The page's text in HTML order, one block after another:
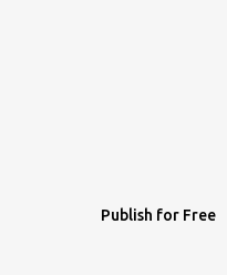
Publish for Free